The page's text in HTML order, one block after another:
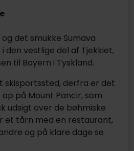
det smukke Sumava
den vestlige del af Tjekkiet,
til Bayern i Tyskland.
skisportssted, derfra er det
på Mount Pancir, som
udsigt over de bøhmiske
et tårn med en restaurant,
og på klare dage se